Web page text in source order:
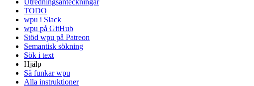
Utredningsanteckningar
TODO
wpu i Slack
wpu på GitHub
Stöd wpu på Patreon
Semantisk sökning
Sök i text
Hjälp
Så funkar wpu
Alla instruktioner